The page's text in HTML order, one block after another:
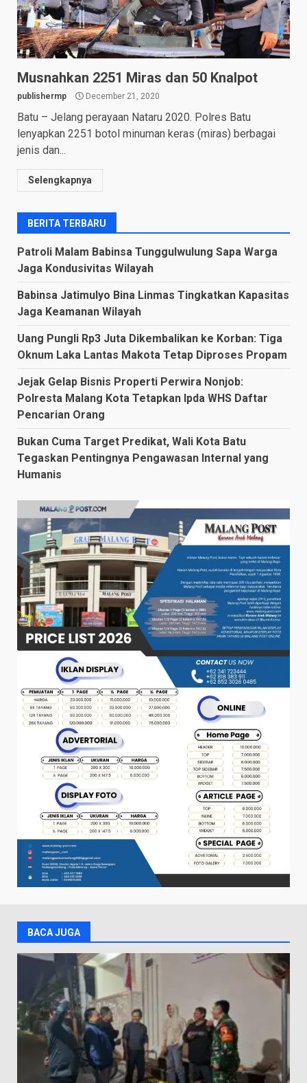
Musnahkan 2251 Miras dan 50 Knalpot
publishermp December 21, 2020
Batu – Jelang perayaan Nataru 2020. Polres Batu
lenyapkan 2251 botol minuman keras (miras) berbagai
jenis dan...
Selengkapnya
BERITA TERBARU
Patroli Malam Babinsa Tunggulwulung Sapa Warga
Jaga Kondusivitas Wilayah
Babinsa Jatimulyo Bina Linmas Tingkatkan Kapasitas
Jaga Keamanan Wilayah
Uang Pungli Rp3 Juta Dikembalikan ke Korban: Tiga
Oknum Laka Lantas Makota Tetap Diproses Propam
Jejak Gelap Bisnis Properti Perwira Nonjob:
Polresta Malang Kota Tetapkan Ipda WHS Daftar
Pencarian Orang
Bukan Cuma Target Predikat, Wali Kota Batu
Tegaskan Pentingnya Pengawasan Internal yang
Humanis
BACA JUGA